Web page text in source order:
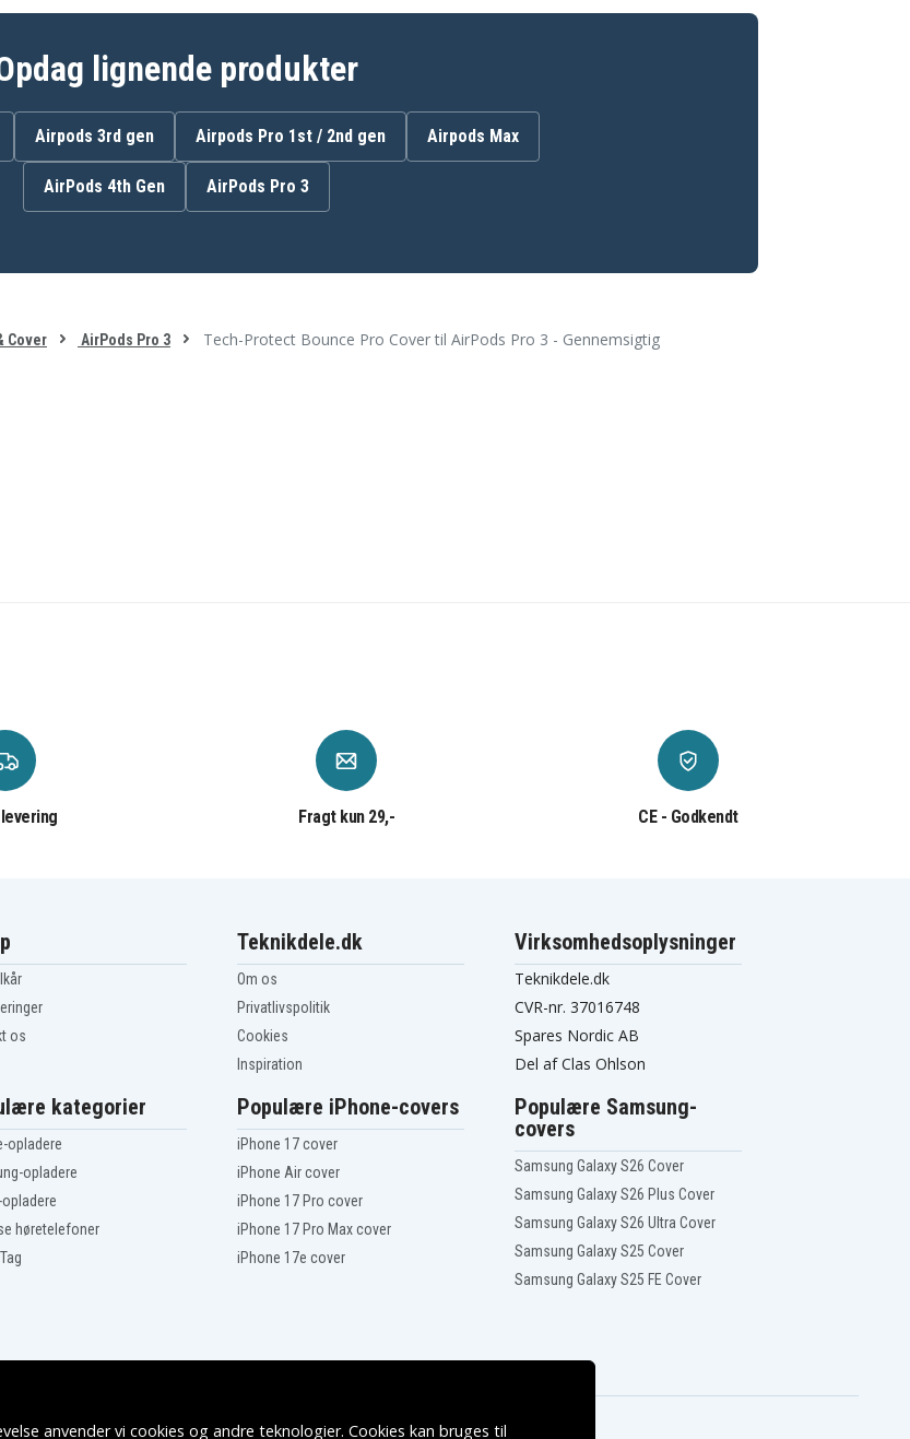
lignende produkter
Airpods 3rd gen Airpods Pro 1st / 2nd gen Airpods Max
AirPods 4th Gen AirPods Pro 3
Cover AirPods Pro 3 Tech-Protect Bounce Pro Cover til AirPods Pro 3 - Gennemsigtig
Fragt kun 29,- CE - Godkendt
os
Teknikdele.dk
Om os
Privatlivspolitik
Cookies
Inspiration
Virksomhedsoplysninger
Teknikdele.dk
CVR-nr. 37016748
Spares Nordic AB
Del af Clas Ohlson
kategorier
opladere
opladere
opladere
høretelefoner
Populære iPhone-covers
iPhone 17 cover
iPhone Air cover
iPhone 17 Pro cover
iPhone 17 Pro Max cover
iPhone 17e cover
Populære Samsung-
covers
Samsung Galaxy S26 Cover
Samsung Galaxy S26 Plus Cover
Samsung Galaxy S26 Ultra Cover
Samsung Galaxy S25 Cover
Samsung Galaxy S25 FE Cover
anvender vi cookies og andre teknologier. Cookies kan bruges til